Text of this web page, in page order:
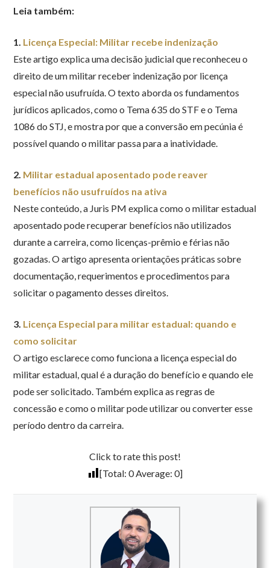
Leia também:
1. Licença Especial: Militar recebe indenização
Este artigo explica uma decisão judicial que reconheceu o
direito de um militar receber indenização por licença
especial não usufruída. O texto aborda os fundamentos
jurídicos aplicados, como o Tema 635 do STF e o Tema
1086 do STJ, e mostra por que a conversão em pecúnia é
possível quando o militar passa para a inatividade.
2. Militar estadual aposentado pode reaver
benefícios não usufruídos na ativa
Neste conteúdo, a Juris PM explica como o militar estadual
aposentado pode recuperar benefícios não utilizados
durante a carreira, como licenças-prêmio e férias não
gozadas. O artigo apresenta orientações práticas sobre
documentação, requerimentos e procedimentos para
solicitar o pagamento desses direitos.
3. Licença Especial para militar estadual: quando e
como solicitar
O artigo esclarece como funciona a licença especial do
militar estadual, qual é a duração do benefício e quando ele
pode ser solicitado. Também explica as regras de
concessão e como o militar pode utilizar ou converter esse
período dentro da carreira.
Click to rate this post!
[Total: 0Average: 0]